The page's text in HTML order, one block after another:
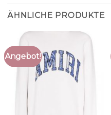
ÄHNLICHE PRODUKTE
Angebot!